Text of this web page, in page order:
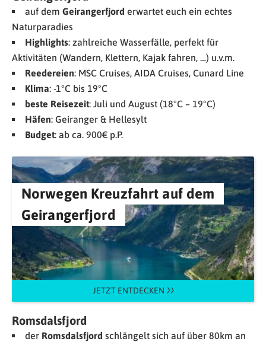
auf dem Geirangerfjord erwartet euch ein echtes
Naturparadies
Highlights: zahlreiche Wasserfälle, perfekt für
Aktivitäten (Wandern, Klettern, Kajak fahren, …) u.v.m.
Reedereien: MSC Cruises, AIDA Cruises, Cunard Line
Klima: -1°C bis 19°C
beste Reisezeit: Juli und August (18°C – 19°C)
Häfen: Geiranger & Hellesylt
Budget: ab ca. 900€ p.P.
Norwegen Kreuzfahrt auf dem
Geirangerfjord
JETZT ENTDECKEN
Romsdalsfjord
der Romsdalsfjord schlängelt sich auf über 80km an